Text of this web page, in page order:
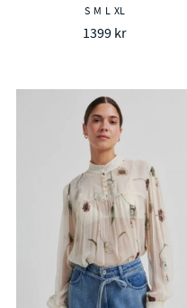
S M L XL
1399 kr